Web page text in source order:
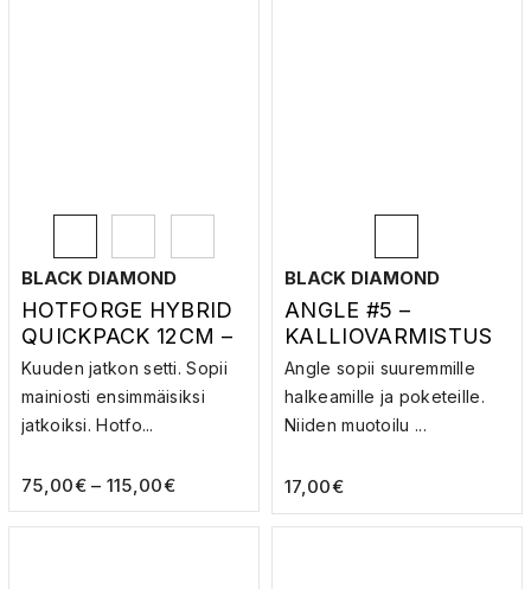
BLACK DIAMOND
HOTFORGE HYBRID
QUICKPACK 12CM –
JATKOSETTI
Kuuden jatkon setti. Sopii
mainiosti ensimmäisiksi
jatkoiksi. Hotfo...
75,00€ – 115,00€
BLACK DIAMOND
ANGLE #5 –
KALLIOVARMISTUS
Angle sopii suuremmille
halkeamille ja poketeille.
Niiden muotoilu ...
17,00€